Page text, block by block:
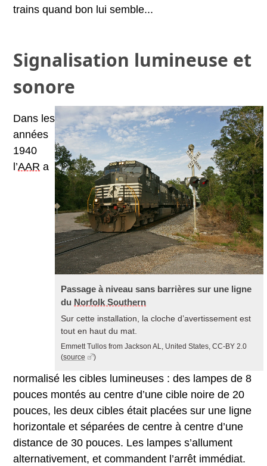
trains quand bon lui semble...
Signalisation lumineuse et
sonore
Passage à niveau sans barrières sur une ligne
du Norfolk Southern
Sur cette installation, la cloche d’avertissement est
tout en haut du mat.
Emmett Tullos from Jackson AL, United States, CC-BY 2.0
(source )
Dans les
années
1940
l’AAR a
normalisé les cibles lumineuses : des lampes de 8
pouces montés au centre d’une cible noire de 20
pouces, les deux cibles était placées sur une ligne
horizontale et séparées de centre à centre d’une
distance de 30 pouces. Les lampes s’allument
alternativement, et commandent l’arrêt immédiat.